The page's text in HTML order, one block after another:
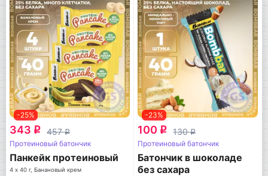
-25%
343 q 457q
Протеиновый батончик
Панкейк протеиновый
4 х 40 г, Банановый крем
-23%
100 q 130q
Протеиновый батончик
Батончик в шоколаде
без сахара